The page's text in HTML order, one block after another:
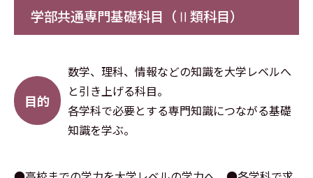
学部共通専門基礎科目（Ⅱ類科目）
目的
数学、理科、情報などの知識を大学レベルへ
と引き上げる科目。
各学科で必要とする専門知識につながる基礎
知識を学ぶ。